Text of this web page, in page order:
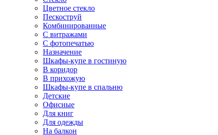
Цветное стекло
Пескоструй
Комбинированные
С витражами
С фотопечатью
Назначение
Шкафы-купе в гостиную
В коридор
В прихожую
Шкафы-купе в спальню
Детские
Офисные
Для книг
Для одежды
На балкон